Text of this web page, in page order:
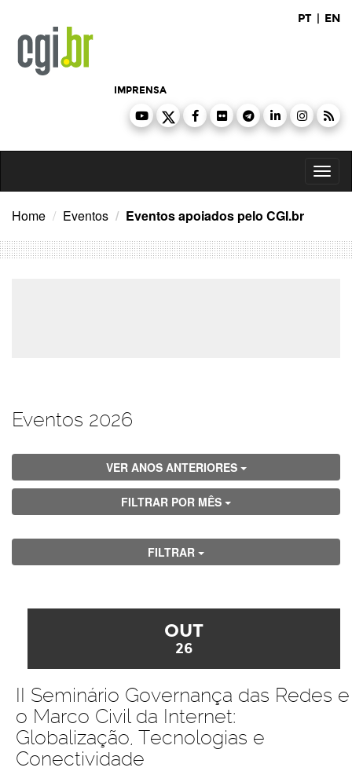
conteúdo
PT | EN
IMPRENSA
Home Eventos Eventos apoiados pelo CGI.br
Eventos 2026
VER ANOS ANTERIORES
FILTRAR POR MÊS
FILTRAR
OUT
26
II Seminário Governança das Redes e
o Marco Civil da Internet:
Globalização, Tecnologias e
Conectividade